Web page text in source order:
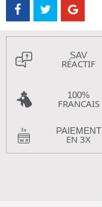
SAV
RÉACTIF
100%
FRANCAIS
PAIEMENT
EN 3X